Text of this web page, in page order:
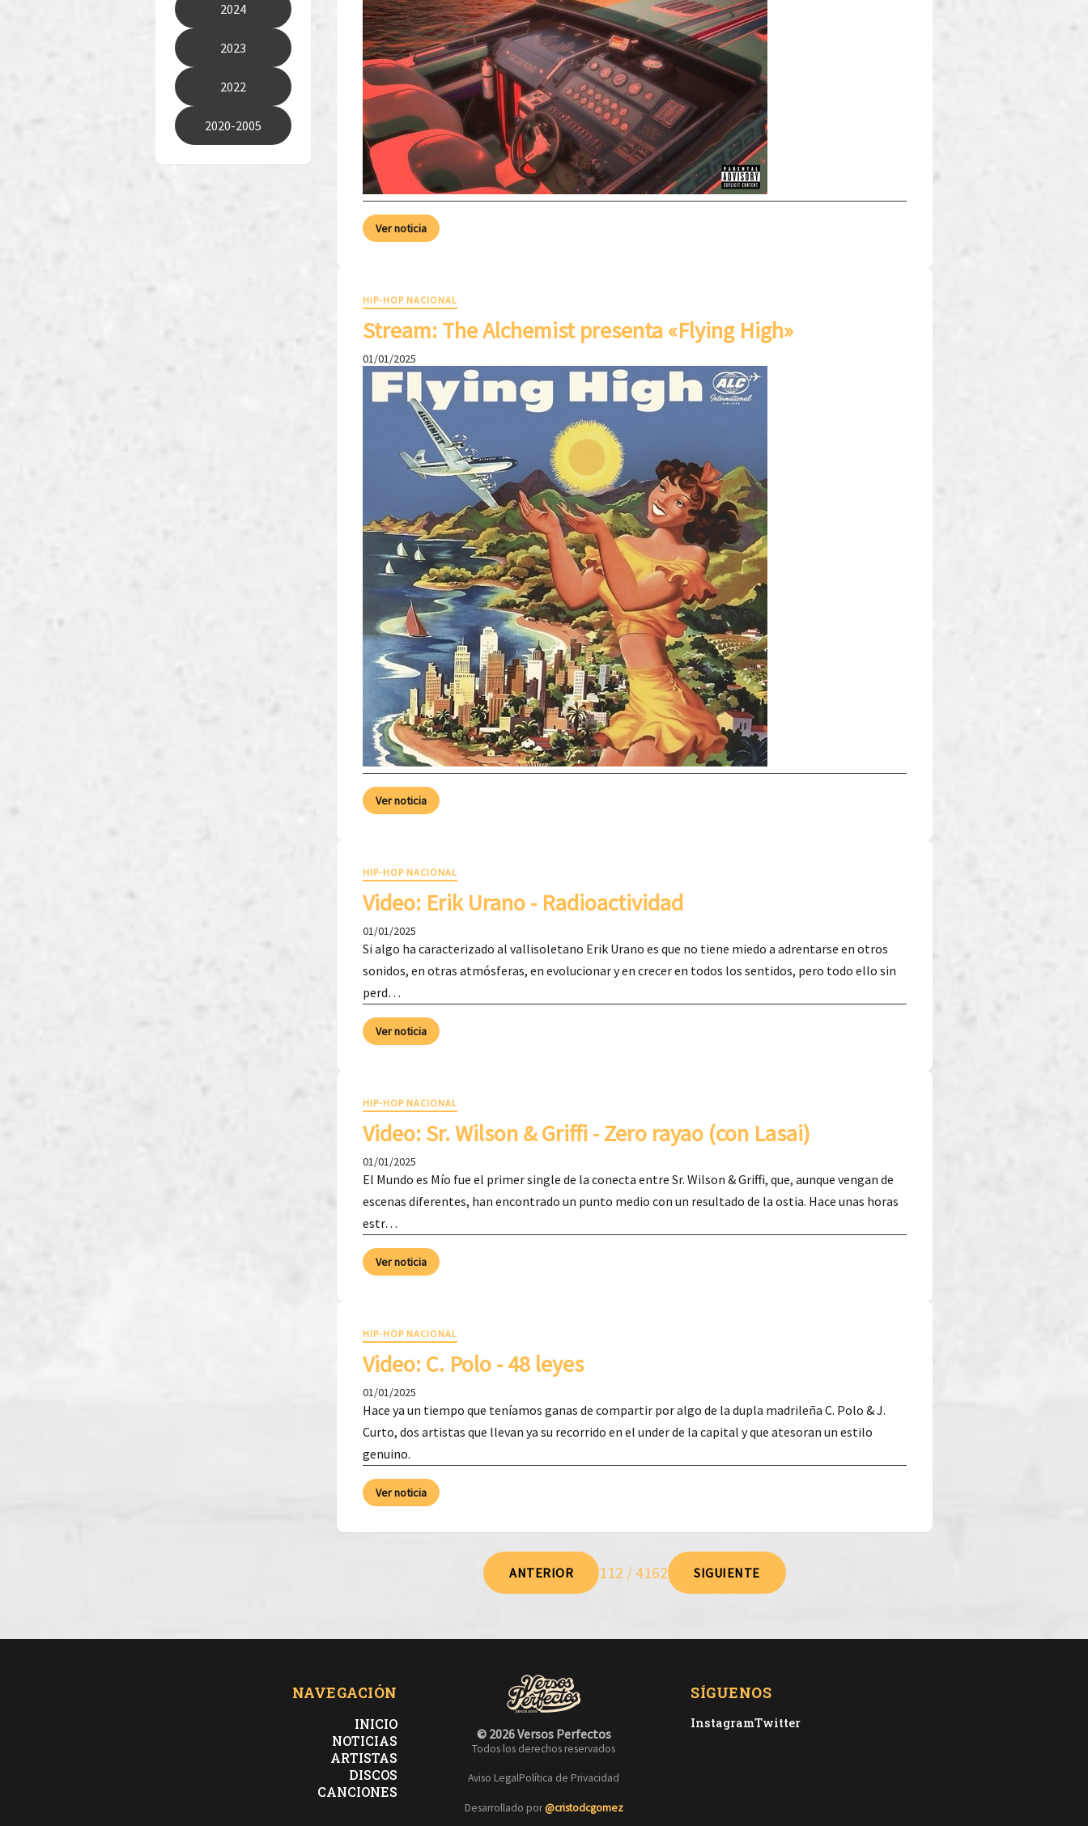
2024
2023
2022
2020-2005
Ver noticia
HIP-HOP NACIONAL
Stream: The Alchemist presenta «Flying High»
01/01/2025
Ver noticia
HIP-HOP NACIONAL
Video: Erik Urano - Radioactividad
01/01/2025
Si algo ha caracterizado al vallisoletano Erik Urano es que no tiene miedo a adrentarse en otros
sonidos, en otras atmósferas, en evolucionar y en crecer en todos los sentidos, pero todo ello sin
perd…
Ver noticia
HIP-HOP NACIONAL
Video: Sr. Wilson & Griffi - Zero rayao (con Lasai)
01/01/2025
El Mundo es Mío fue el primer single de la conecta entre Sr. Wilson & Griffi, que, aunque vengan de
escenas diferentes, han encontrado un punto medio con un resultado de la ostia. Hace unas horas
estr…
Ver noticia
HIP-HOP NACIONAL
Video: C. Polo - 48 leyes
01/01/2025
Hace ya un tiempo que teníamos ganas de compartir por algo de la dupla madrileña C. Polo & J.
Curto, dos artistas que llevan ya su recorrido en el under de la capital y que atesoran un estilo
genuino.
Ver noticia
ANTERIOR 112 / 4162 SIGUIENTE
NAVEGACIÓN
INICIO
NOTICIAS
ARTISTAS
DISCOS
CANCIONES
© 2026 Versos Perfectos
Todos los derechos reservados
Aviso LegalPolítica de Privacidad
Desarrollado por@cristodcgomez
SÍGUENOS
InstagramTwitter